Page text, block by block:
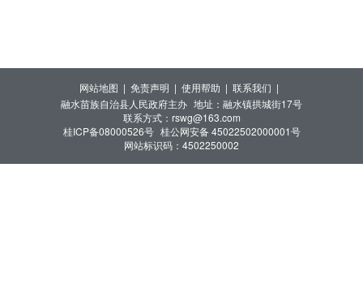
网站地图 | 免责声明 | 使用帮助 | 联系我们 |
融水苗族自治县人民政府主办 地址：融水镇拱城街17号
联系方式：rswg@163.com
桂ICP备08000526号 桂公网安备 45022502000001号
网站标识码：4502250002